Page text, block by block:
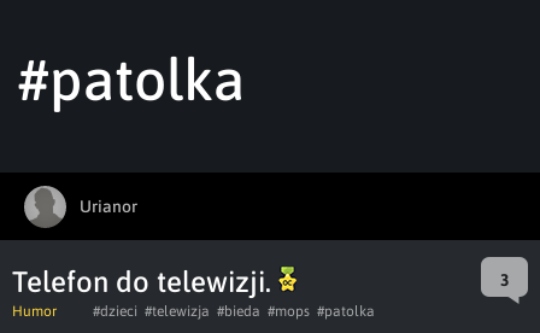
#patolka
Urianor
Telefon do telewizji. 3
Humor #dzieci #telewizja #bieda #mops #patolka